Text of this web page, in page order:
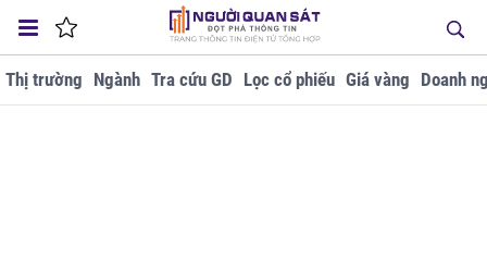
Thị trường Ngành Tra cứu GD Lọc cổ phiếu Giá vàng Doanh